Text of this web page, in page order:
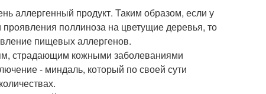
аллергенный продукт. Таким образом, если у
поллиноза на цветущие деревья, то
пищевых аллергенов.
страдающим кожными заболеваниями
- миндаль, который по своей сути